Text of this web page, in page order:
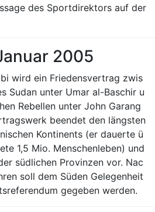
des Sportdirektors auf der
2005
wird ein Friedensvertrag zwis
Sudan unter Umar al-Baschir u
Rebellen unter John Garang
beendet den längsten
Kontinents (er dauerte ü
1,5 Mio. Menschenleben) und
südlichen Provinzen vor. Nac
soll dem Süden Gelegenheit
gegeben werden.